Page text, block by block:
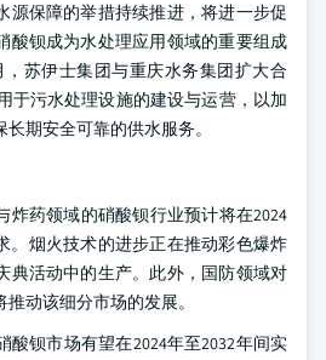
源保障的举措持续推进，将进一步促
酸钡成为水处理应用领域的重要组成
，苏伊士集团与重庆水务集团扩大合
于污水处理设施的建设与运营，以加
期安全可靠的供水服务。
炸药领域的硝酸钡行业预计将在2024
。烟火技术的进步正在推动彩色爆炸
典活动中的生产。此外，国防领域对
动该细分市场的发展。
酸钡市场有望在2024年至2032年间实